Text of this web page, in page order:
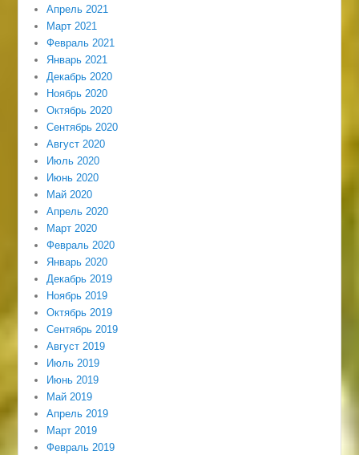
Апрель 2021
Март 2021
Февраль 2021
Январь 2021
Декабрь 2020
Ноябрь 2020
Октябрь 2020
Сентябрь 2020
Август 2020
Июль 2020
Июнь 2020
Май 2020
Апрель 2020
Март 2020
Февраль 2020
Январь 2020
Декабрь 2019
Ноябрь 2019
Октябрь 2019
Сентябрь 2019
Август 2019
Июль 2019
Июнь 2019
Май 2019
Апрель 2019
Март 2019
Февраль 2019